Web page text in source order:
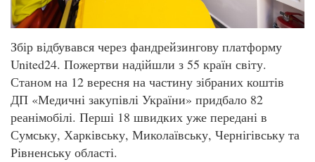
Збір відбувався через фандрейзингову платформу
United24. Пожертви надійшли з 55 країн світу.
Станом на 12 вересня на частину зібраних коштів
ДП «Медичні закупівлі України» придбало 82
реанімобілі. Перші 18 швидких уже передані в
Сумську, Харківську, Миколаївську, Чернігівську та
Рівненську області.